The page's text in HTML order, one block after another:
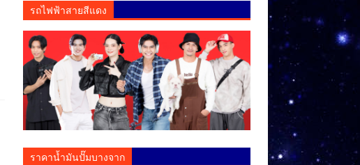
รถไฟฟ้าสายสีแดง
ราคาน้ำมันปั๊มบางจาก